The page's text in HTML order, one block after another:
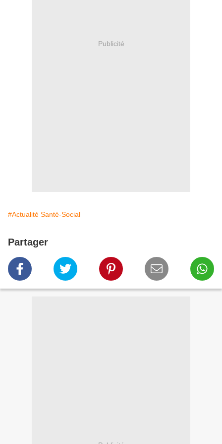
Publicité
#Actualité Santé-Social
Partager